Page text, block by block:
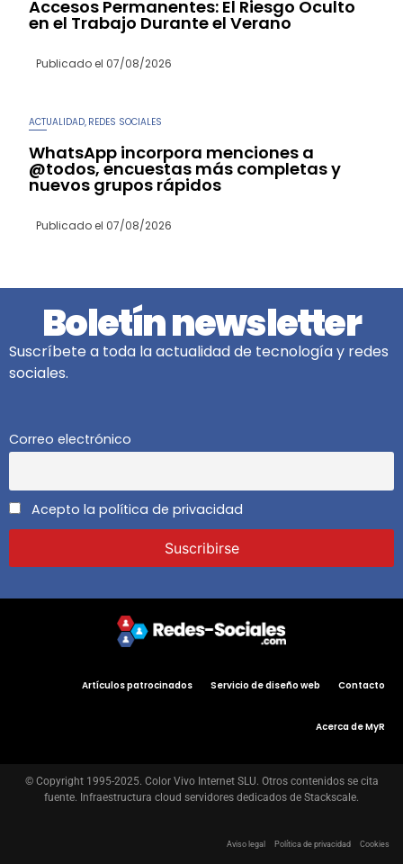
Accesos Permanentes: El Riesgo Oculto
en el Trabajo Durante el Verano
Publicado el 07/08/2026
ACTUALIDAD REDES SOCIALES
WhatsApp incorpora menciones a
@todos, encuestas más completas y
nuevos grupos rápidos
Publicado el 07/08/2026
Boletín newsletter
Suscríbete a toda la actualidad de tecnología y redes
sociales.
Correo electrónico
Acepto la política de privacidad
Artículos patrocinados Servicio de diseño web Contacto
Acerca de MyR
© Copyright 1995-2025. Color Vivo Internet SLU. Otros contenidos se cita
fuente. Infraestructura cloud servidores dedicados de Stackscale.
Aviso legal Política de privacidad Cookies